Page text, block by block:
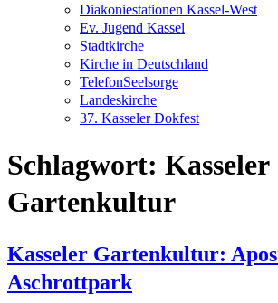
Diakoniestationen Kassel-West
Ev. Jugend Kassel
Stadtkirche
Kirche in Deutschland
TelefonSeelsorge
Landeskirche
37. Kasseler Dokfest
Schlagwort: Kasseler
Gartenkultur
Kasseler Gartenkultur:
Aschrottpark